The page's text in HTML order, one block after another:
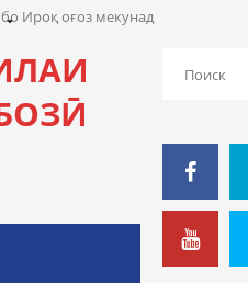
Ироқ оғоз мекунад